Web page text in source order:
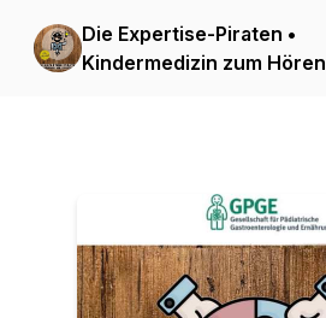
Die Expertise-Piraten •
Kindermedizin zum Hören